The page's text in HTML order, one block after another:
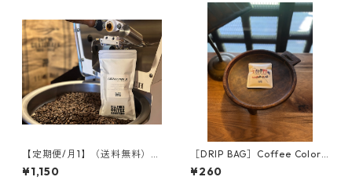
【定期便/月1】（送料無料）グ
アテマラ・サンディエゴブエ
ナビスタ農園 100g~300g
¥1,150
［DRIP BAG］Coffee Color S
cene Blend
¥260